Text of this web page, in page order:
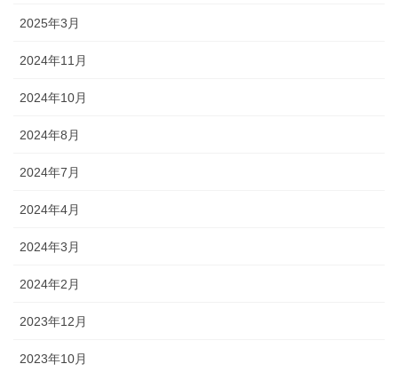
2025年3月
2024年11月
2024年10月
2024年8月
2024年7月
2024年4月
2024年3月
2024年2月
2023年12月
2023年10月